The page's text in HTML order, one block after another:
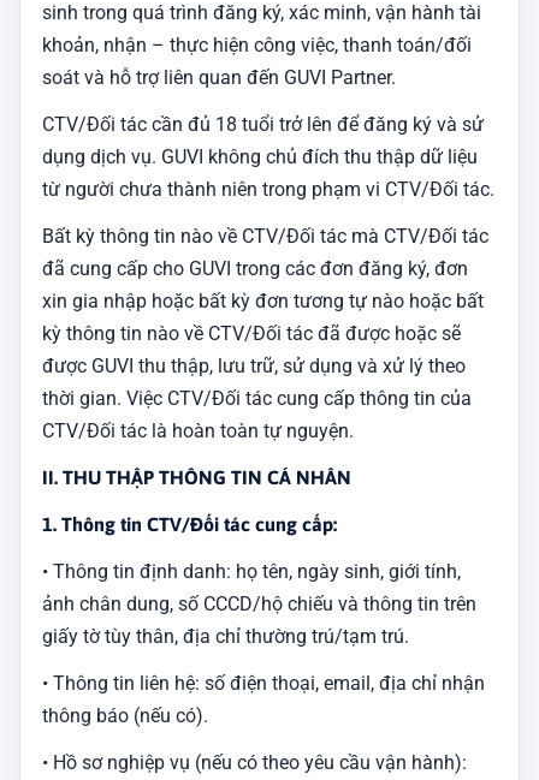
sinh trong quá trình đăng ký, xác minh, vận hành tài
khoản, nhận – thực hiện công việc, thanh toán/đối
soát và hỗ trợ liên quan đến GUVI Partner.
CTV/Đối tác cần đủ 18 tuổi trở lên để đăng ký và sử
dụng dịch vụ. GUVI không chủ đích thu thập dữ liệu
từ người chưa thành niên trong phạm vi CTV/Đối tác.
Bất kỳ thông tin nào về CTV/Đối tác mà CTV/Đối tác
đã cung cấp cho GUVI trong các đơn đăng ký, đơn
xin gia nhập hoặc bất kỳ đơn tương tự nào hoặc bất
kỳ thông tin nào về CTV/Đối tác đã được hoặc sẽ
được GUVI thu thập, lưu trữ, sử dụng và xử lý theo
thời gian. Việc CTV/Đối tác cung cấp thông tin của
CTV/Đối tác là hoàn toàn tự nguyện.
II. THU THẬP THÔNG TIN CÁ NHÂN
1. Thông tin CTV/Đối tác cung cấp:
• Thông tin định danh: họ tên, ngày sinh, giới tính,
ảnh chân dung, số CCCD/hộ chiếu và thông tin trên
giấy tờ tùy thân, địa chỉ thường trú/tạm trú.
• Thông tin liên hệ: số điện thoại, email, địa chỉ nhận
thông báo (nếu có).
• Hồ sơ nghiệp vụ (nếu có theo yêu cầu vận hành):